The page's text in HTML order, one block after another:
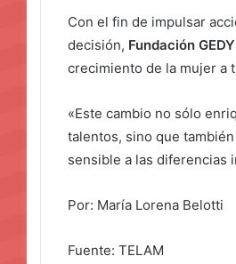
Con el fin de impulsar
decisión, Fundación
crecimiento de la mujer a
«Este cambio no sólo
talentos, sino que
sensible a las diferencias
Por: María Lorena Belotti
Fuente: TELAM